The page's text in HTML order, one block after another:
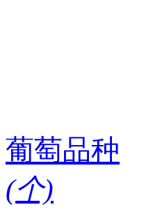
葡萄品种
(个)